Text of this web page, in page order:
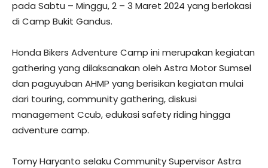
pada Sabtu – Minggu, 2 – 3 Maret 2024 yang berlokasi
di Camp Bukit Gandus.
Honda Bikers Adventure Camp ini merupakan kegiatan
gathering yang dilaksanakan oleh Astra Motor Sumsel
dan paguyuban AHMP yang berisikan kegiatan mulai
dari touring, community gathering, diskusi
management Ccub, edukasi safety riding hingga
adventure camp.
Tomy Haryanto selaku Community Supervisor Astra